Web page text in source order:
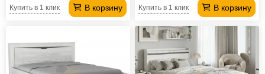
В корзину
Купить в 1 клик В корзину
Купить в 1 клик